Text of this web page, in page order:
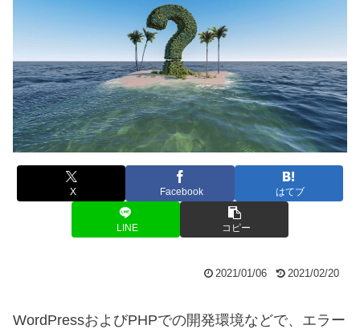
X Facebook はてブ
LINE コピー
2021/01/06 2021/02/20
WordPressおよびPHPでの開発環境などで、エラー